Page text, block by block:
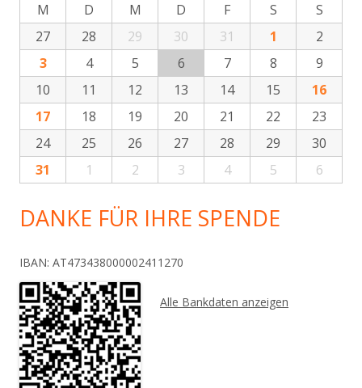
M D M D F S
S
27
28 29 30 31 1
2
3
4 5 6 7 8
9
10
11 12 13 14 15
16
17
18 19 20 21 22
23
24
25 26 27 28 29
30
31
1 2 3 4 5 6
DANKE FÜR IHRE SPENDE
IBAN: AT473438000002411270
Alle Bankdaten anzeigen